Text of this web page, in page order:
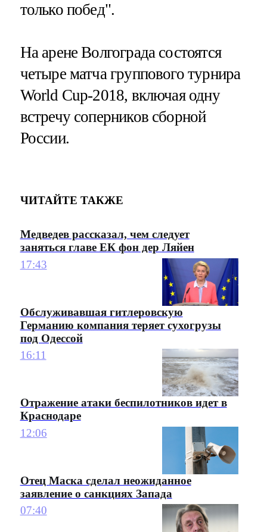
только побед".
На арене Волгограда состоятся
четыре матча группового турнира
World Cup-2018, включая одну
встречу соперников сборной
России.
ЧИТАЙТЕ ТАКЖЕ
Медведев рассказал, чем следует
заняться главе ЕК фон дер Ляйен
17:43
Обслуживавшая гитлеровскую
Германию компания теряет сухогрузы
под Одессой
16:11
Отражение атаки беспилотников идет в
Краснодаре
12:06
Отец Маска сделал неожиданное
заявление о санкциях Запада
07:40